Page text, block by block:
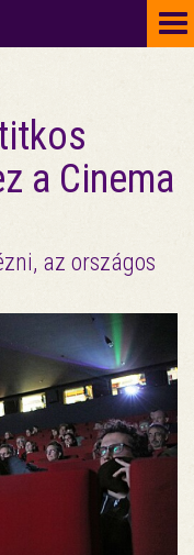
a Cinema
az országos